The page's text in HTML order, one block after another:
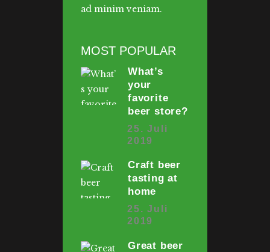
ad minim veniam.
MOST POPULAR
What’s
your
favorite
beer store?
25. Juli
2019
Craft beer
tasting at
home
25. Juli
2019
Great beer